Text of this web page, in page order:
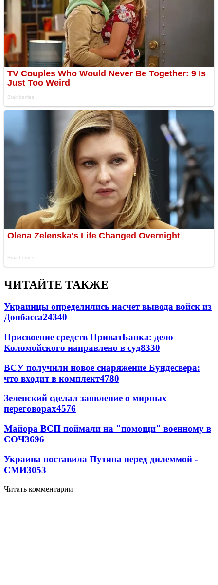
ЧИТАЙТЕ ТАКЖЕ
Украинцы определились насчет вывода войск из
Донбасса24340
Присвоение средств ПриватБанка: дело
Коломойского направлено в суд8330
ВСУ получили новое снаряжение Бундесвера:
что входит в комплект4780
Зеленский сделал заявление о мирных
переговорах4576
Майора ВСП поймали на "помощи" военному в
СОЧ3696
Украина поставила Путина перед дилеммой -
СМИ3053
Читать комментарии